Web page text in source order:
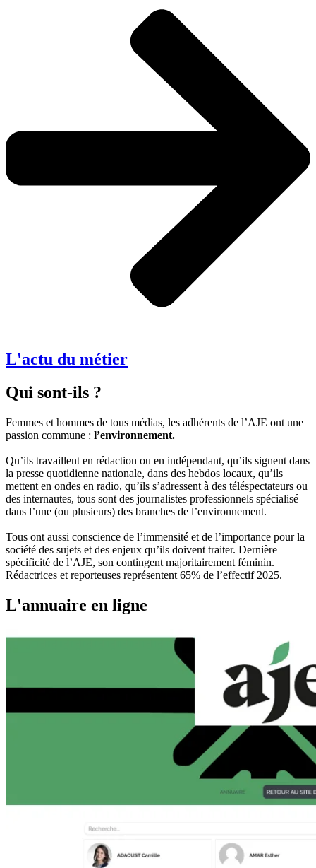
L'actu du métier
Qui sont-ils ?
Femmes et hommes de tous médias, les adhérents de l’AJE ont une
passion commune : l’environnement.
Qu’ils travaillent en rédaction ou en indépendant, qu’ils signent dans
la presse quotidienne nationale, dans des hebdos locaux, qu’ils
mettent en ondes en radio, qu’ils s’adressent à des téléspectateurs ou
des internautes, tous sont des journalistes professionnels spécialisé
dans l’une (ou plusieurs) des branches de l’environnement.
Tous ont aussi conscience de l’immensité et de l’importance pour la
société des sujets et des enjeux qu’ils doivent traiter. Dernière
spécificité de l’AJE, son contingent majoritairement féminin.
Rédactrices et reporteuses représentent 65% de l’effectif 2025.
L'annuaire en ligne